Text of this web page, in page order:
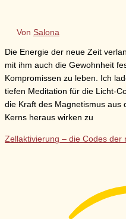
Von Salona
Die Energie der neue Zeit
mit ihm auch die Gewohnheit
Kompromissen zu leben. Ich
tiefen Meditation für die Licht-
die Kraft des Magnetismus aus
Kerns heraus wirken zu
Zellaktivierung – die Codes der